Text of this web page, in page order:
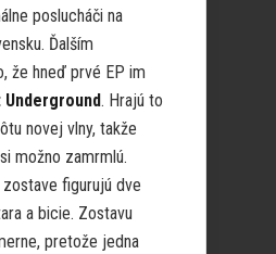
poslucháči na
Ďalším
že hneď prvé EP im
Underground. Hrajú to
novej vlny, takže
možno zamrmlú.
zostave figurujú dve
a bicie. Zostavu
pretože jedna